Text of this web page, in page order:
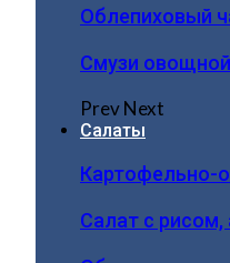
Облепиховый
Смузи овощной
PrevNext
Салаты
Картофельно-
Салат с